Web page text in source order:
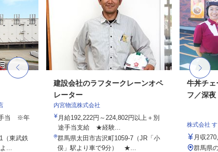
手当 ※年
（東武鉄
...
建設会社のラフタークレーンオペ
レーター
内宮物流株式会社
月給192,222円～224,802円以上＋別
途手当支給 ★経験...
群馬県太田市吉沢町1059-7（JR「小
俣」駅より車で9分） ★...
牛丼チェ
フ／深夜
株式会社
月収
群馬県